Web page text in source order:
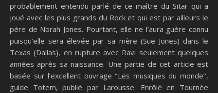
probablement entendu parlé de ce maître du Sitar qui a
joué avec les plus grands du Rock et qui est par ailleurs le
père de Norah Jones. Pourtant, elle ne l’aura guère connu
puisqu’elle sera élevée par sa mère (Sue Jones) dans le
Texas (Dallas), en rupture avec Ravi seulement quelques
années après sa naissance. Une partie de cet article est
basée sur l’excellent ouvrage ‘’Les musiques du monde’’,
guide Totem, publié par Larousse. Enrôlé en Tournée